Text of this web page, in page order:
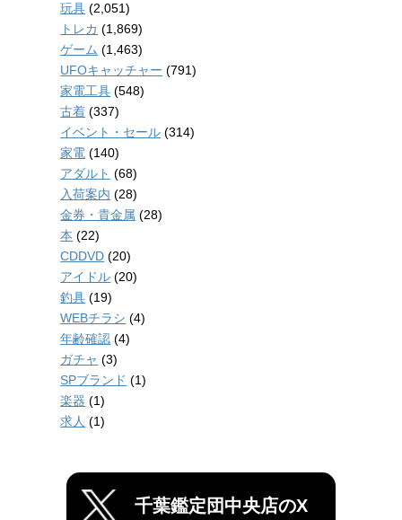
玩具 (2,051)
トレカ (1,869)
ゲーム (1,463)
UFOキャッチャー (791)
家電工具 (548)
古着 (337)
イベント・セール (314)
家電 (140)
アダルト (68)
入荷案内 (28)
金券・貴金属 (28)
本 (22)
CDDVD (20)
アイドル (20)
釣具 (19)
WEBチラシ (4)
年齢確認 (4)
ガチャ (3)
SPブランド (1)
楽器 (1)
求人 (1)
千葉鑑定団中央店のX